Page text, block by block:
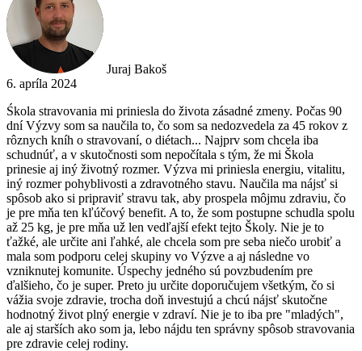
Juraj Bakoš
6. apríla 2024
Śkola stravovania mi priniesla do života zásadné zmeny. Počas 90
dní Výzvy som sa naučila to, čo som sa nedozvedela za 45 rokov z
rôznych kníh o stravovaní, o diétach... Najprv som chcela iba
schudnúť, a v skutočnosti som nepočítala s tým, že mi Škola
prinesie aj iný životný rozmer. Výzva mi priniesla energiu, vitalitu,
iný rozmer pohyblivosti a zdravotného stavu. Naučila ma nájsť si
spôsob ako si pripraviť stravu tak, aby prospela môjmu zdraviu, čo
je pre mňa ten kľúčový benefit. A to, že som postupne schudla spolu
až 25 kg, je pre mňa už len vedľajší efekt tejto Školy. Nie je to
ťažké, ale určite ani ľahké, ale chcela som pre seba niečo urobiť a
mala som podporu celej skupiny vo Výzve a aj následne vo
vzniknutej komunite. Úspechy jedného sú povzbudením pre
ďalšieho, čo je super. Preto ju určite doporučujem všetkým, čo si
vážia svoje zdravie, trocha doň investujú a chcú nájsť skutočne
hodnotný život plný energie v zdraví. Nie je to iba pre "mladých",
ale aj starších ako som ja, lebo nájdu ten správny spôsob stravovania
pre zdravie celej rodiny.